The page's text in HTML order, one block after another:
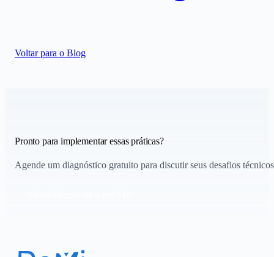
Voltar para o Blog
Pronto para implementar essas práticas?
Agende um diagnóstico gratuito para discutir seus desafios